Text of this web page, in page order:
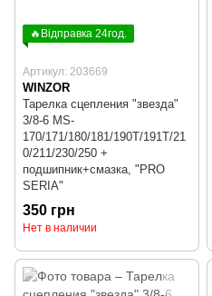
🔥Відправка 24год.
Артикул: 203669
WINZOR
Тарелка сцепления "звезда"
3/8-6 MS-
170/171/180/181/190T/191T/21
0/211/230/250 +
подшипник+смазка, "PRO
SERIA"
350 грн
Нет в наличии